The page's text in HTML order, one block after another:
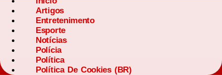
Artigos
Entretenimento
Esporte
Notícias
Polícia
Política
Política De Cookies (BR)